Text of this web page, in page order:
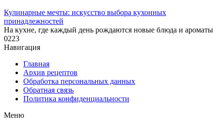
Кулинарные мечты: искусство выбора кухонных
принадлежностей
На кухне, где каждый день рождаются новые блюда и ароматы
0223
Навигация
Главная
Архив рецептов
Обработка персональных данных
Обратная связь
Политика конфиденциальности
Меню